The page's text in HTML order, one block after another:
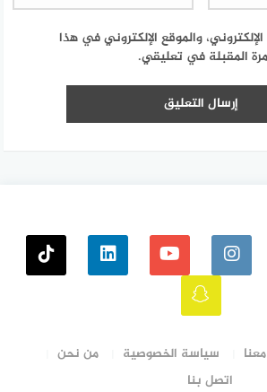
والموقع الإلكتروني في هذا
المقبلة في تعليقي.
سياسة الخصوصية
من نحن
اتصل بنا